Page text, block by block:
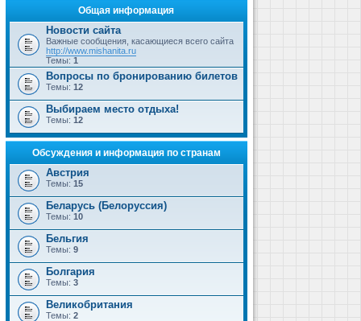
Общая информация
Новости сайта
Важные сообщения, касающиеся всего сайта
http://www.mishanita.ru
Темы: 1
Вопросы по бронированию билетов
Темы: 12
Выбираем место отдыха!
Темы: 12
Обсуждения и информация по странам
Австрия
Темы: 15
Беларусь (Белоруссия)
Темы: 10
Бельгия
Темы: 9
Болгария
Темы: 3
Великобритания
Темы: 2